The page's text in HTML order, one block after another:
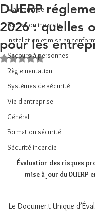
Maintenance
Formation incendie
Installation et mise en
Secours à personnes
Règlementation
Systèmes de sécurité
Vie d'entreprise
Général
Formation sécurité
Sécurité incendie
DUERP
2026 : quelles
pour les
Noté NaN étoiles sur 5.
Évaluation des risques
mise à jour du DUERP
Le Document Unique